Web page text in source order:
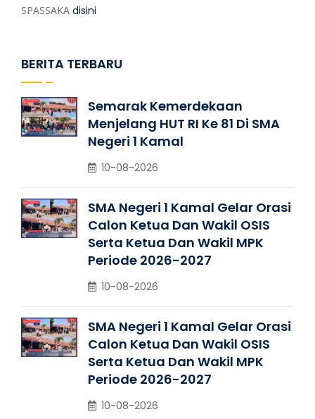
SPASSAKA disini
BERITA TERBARU
Semarak Kemerdekaan
Menjelang HUT RI Ke 81 Di SMA
Negeri 1 Kamal
10-08-2026
SMA Negeri 1 Kamal Gelar Orasi
Calon Ketua Dan Wakil OSIS
Serta Ketua Dan Wakil MPK
Periode 2026-2027
10-08-2026
SMA Negeri 1 Kamal Gelar Orasi
Calon Ketua Dan Wakil OSIS
Serta Ketua Dan Wakil MPK
Periode 2026-2027
10-08-2026